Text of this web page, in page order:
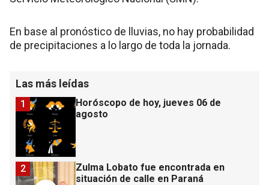
En base al pronóstico de lluvias, no hay probabilidad
de precipitaciones a lo largo de toda la jornada.
Las más leídas
Horóscopo de hoy, jueves 06 de
agosto
1
Zulma Lobato fue encontrada en
situación de calle en Paraná
2